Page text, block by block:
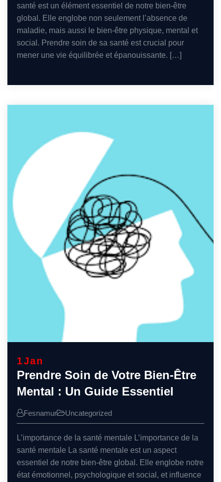
santé est un élément essentiel de notre bien-être
global. Elle englobe non seulement l’absence de
maladie, mais aussi le bien-être physique, mental et
social. Prendre soin de sa santé est crucial pour
mener une vie équilibrée et épanouissante. […]
1Jan
Prendre Soin de Votre Bien-Être
Mental : Un Guide Essentiel
Fesnamur Uncategorized
L’importance de la santé mentale L’importance de la
santé mentale La santé mentale est un aspect
essentiel de notre bien-être global. Elle englobe notre
état émotionnel, psychologique et social, et influence